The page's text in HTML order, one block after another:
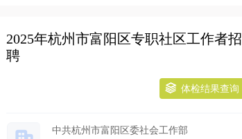
2025年杭州市富阳区专职社区工作者招
聘
体检结果查询
中共杭州市富阳区委社会工作部